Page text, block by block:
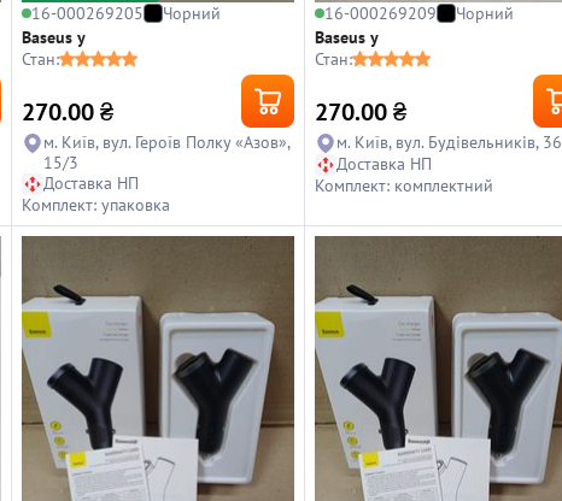
16-000269205
Чорний
Baseus y
Стан:
270.00 ₴
м. Київ, вул. Героїв Полку «Азов»,
15/3
Доставка НП
Комплект: упаковка
16-000269209
Чорний
Baseus y
Стан:
270.00 ₴
м. Київ, вул. Будівельників, 36
Доставка НП
Комплект: комплектний